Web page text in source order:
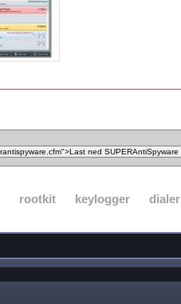
rootkit keylogger dialer